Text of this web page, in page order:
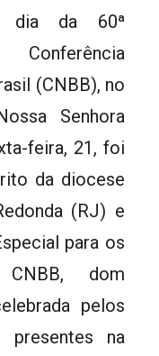
dia da 60ª
(CNBB), no
Senhora
feira, 21, foi
da diocese
(RJ) e
para os
dom
pelos
presentes na